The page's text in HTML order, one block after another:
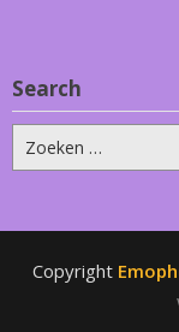
Search
naar:
Copyright